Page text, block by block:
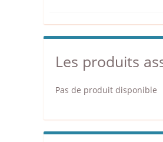
Les produits
Pas de produit disponible